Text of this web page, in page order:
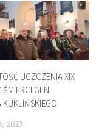
UCZCZENIA XIX
GEN.
KUKLIŃSKIEGO
2023